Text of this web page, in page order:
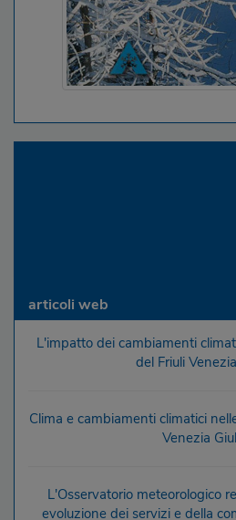
articoli web
L'impatto dei cambiamenti
del Friuli
Clima e cambiamenti climatici
Venezia
L'Osservatorio meteorologico
evoluzione dei servizi e della